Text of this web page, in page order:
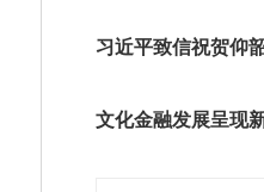
习近平致信祝贺仰
文化金融发展呈现